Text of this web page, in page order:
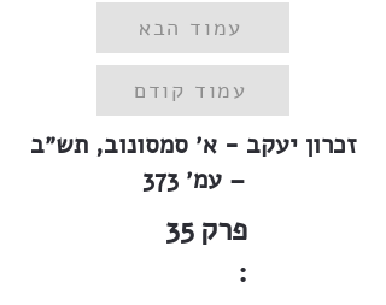
עמוד הבא
עמוד קודם
זכרון יעקב - א׳ סמסונוב, תש״ב
– עמ׳ 373
35 פרק
: